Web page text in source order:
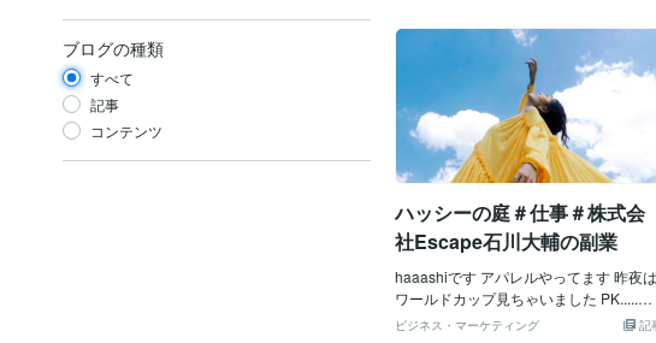
ブログの種類
すべて
記事
コンテンツ
る などの口コミやサイト検証などもある
ので、信用して続けてみたいなと 普段は
全然違うお仕事なんですけど 今年から
年に向けて新しいことにもチャレンジし
たいなと 本業も１０年以上続いているの
で 副業もがんばれるかな
ハッシーの庭＃仕事＃株式会
社Escape石川大輔の副業
haaashiです アパレルやってます 昨夜は
ワールドカップ見ちゃいました PK.....泣
残念でした 勝てると思ってたのに（何記
ビジネス・マーケティング